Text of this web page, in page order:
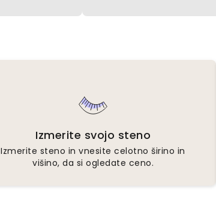
Izmerite svojo steno
Izmerite steno in vnesite celotno širino in
višino, da si ogledate ceno.